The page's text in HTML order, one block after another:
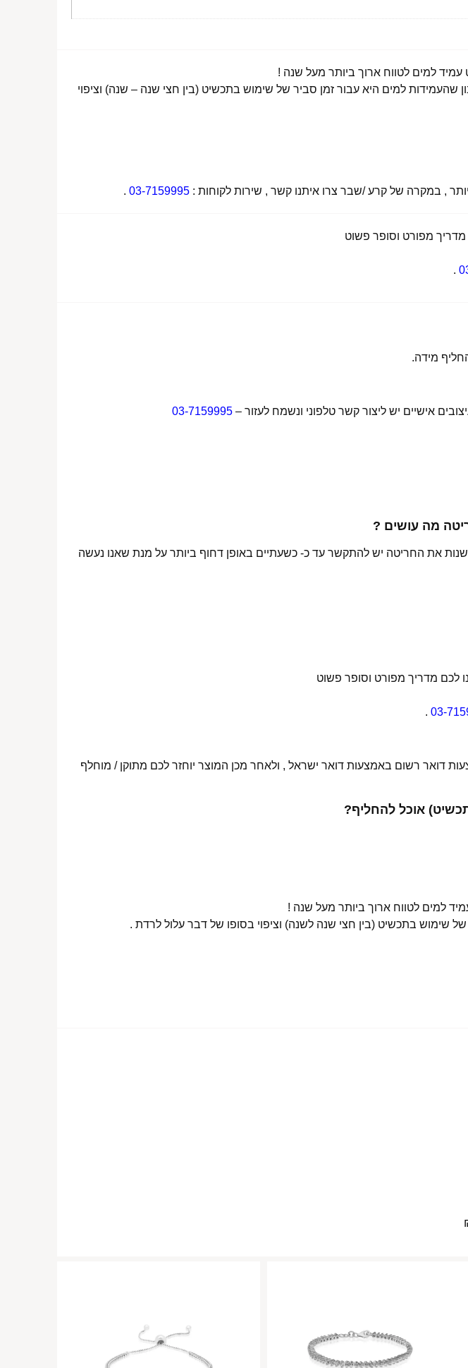
למים היא עבור זמן סביר של שימוש בתכשיט (בין חצי שנה – שנה) וציפוי
, במקרה של קרע /שבר צרו איתנו קשר , שירות לקוחות : 03-7159995
.
מפורט וסופר פשוט
.
אישיים יש ליצור קשר טלפוני ונשמח לעזור – 03-7159995
מה עושים ?
את החריטה יש להתקשר עד כ- כשעתיים באופן דחוף ביותר על מנת שאנו נעשה
מדריך מפורט וסופר פשוט
03-
.
דואר רשום באמצעות דואר ישראל , ולאחר מכן המוצר יוחזר לכם מתוקן / מוחלף
אוכל להחליף?